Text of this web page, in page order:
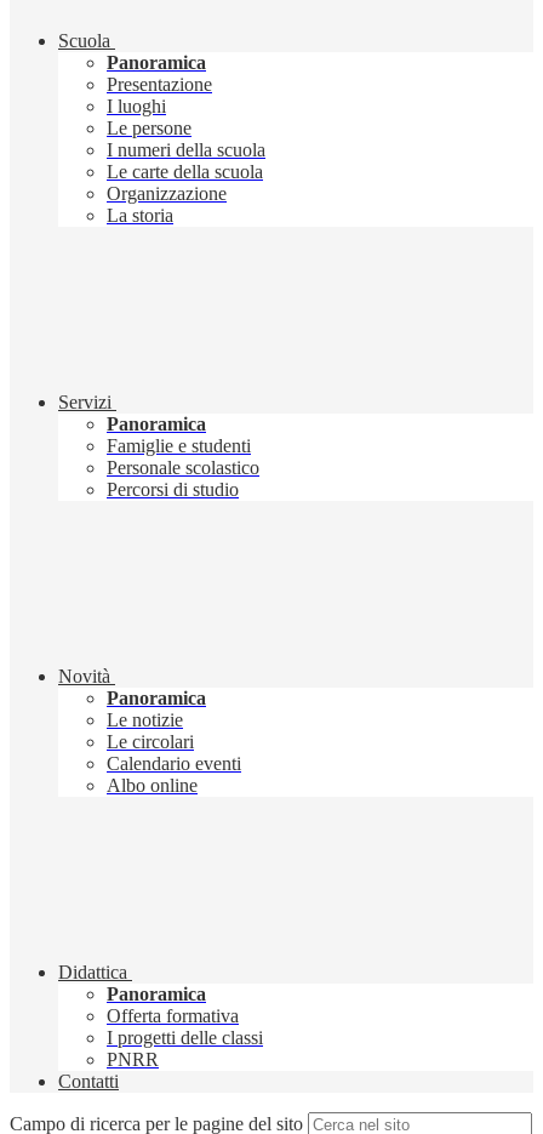
Scuola
Panoramica
Presentazione
I luoghi
Le persone
I numeri della scuola
Le carte della scuola
Organizzazione
La storia
Servizi
Panoramica
Famiglie e studenti
Personale scolastico
Percorsi di studio
Novità
Panoramica
Le notizie
Le circolari
Calendario eventi
Albo online
Didattica
Panoramica
Offerta formativa
I progetti delle classi
PNRR
Contatti
Campo di ricerca per le pagine del sito